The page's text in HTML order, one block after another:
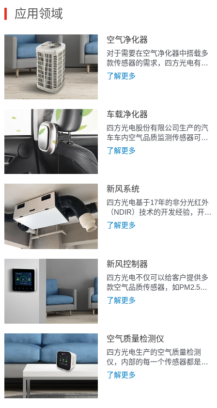
应用领域
空气净化器
对于需要在空气净化器中搭载多
款传感器的需求，四方光电有集
成粉尘和VOC传感器的AM1002
或AM1009，集成粉尘、CO2、
了解更多
车载净化器
四方光电股份有限公司生产的汽
车车内空气品质监测传感器可实
时检测车内外颗粒物浓度、车内
CO2浓度，有毒有害气体浓度，
了解更多
新风系统
四方光电基于17年的非分光红外
（NDIR）技术的开发经验，开发
了单通道二氧化碳传感器
CM1106，双通道二氧化碳传感
CM1109，可以满足设备在各种
应用工况下的使用需求。
了解更多
新风控制器
四方光电不仅可以给客户提供多
款空气品质传感器，如PM2.5、
CO2、甲醛、VOC、RHT等，而
且还能够基于自身丰富的电子开
计、通讯异常、电磁干扰、温升
导致的温湿度测量不准等技术难
题.
了解更多
空气质量检测仪
四方光电生产的空气质量检测
仪，内部的每一个传感器都是我
们自主研发与生产，执行
IATF16949汽车级质量管理体
了解更多